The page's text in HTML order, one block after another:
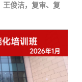
王俊洁，复审、复